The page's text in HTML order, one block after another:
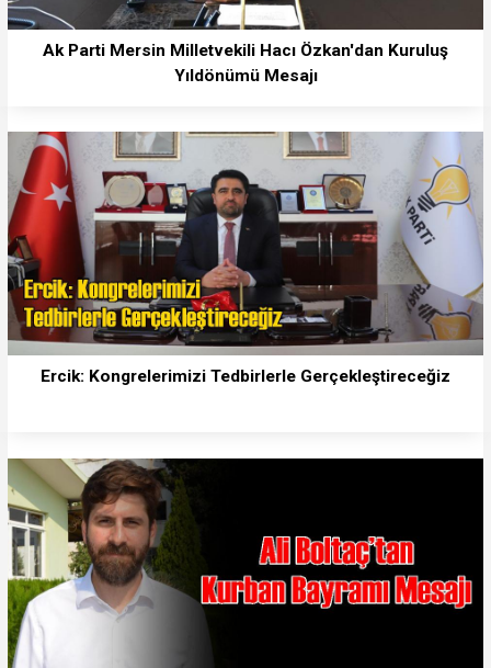
Ak Parti Mersin Milletvekili Hacı Özkan'dan Kuruluş
Yıldönümü Mesajı
Ercik: Kongrelerimizi Tedbirlerle Gerçekleştireceğiz